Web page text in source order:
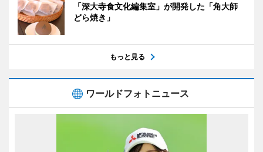
「深大寺食文化編集室」が開発した「角大師
どら焼き」
もっと見る
ワールドフォトニュース